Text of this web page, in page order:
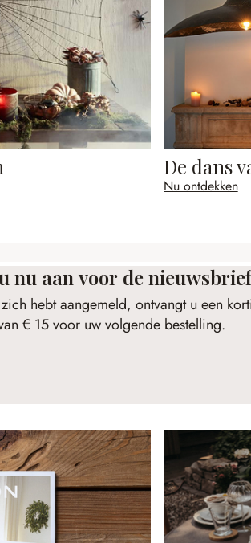
De dans
Nu ontdekken
nu aan voor de nieuwsbrief
hebt aangemeld, ontvangt u een
€ 15 voor uw volgende bestelling.